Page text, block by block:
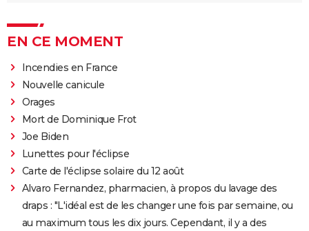
EN CE MOMENT
Incendies en France
Nouvelle canicule
Orages
Mort de Dominique Frot
Joe Biden
Lunettes pour l'éclipse
Carte de l'éclipse solaire du 12 août
Alvaro Fernandez, pharmacien, à propos du lavage des
draps : "L'idéal est de les changer une fois par semaine, ou
au maximum tous les dix jours. Cependant, il y a des